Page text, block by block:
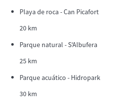
Playa de roca - Can Picafort
20 km
Parque natural - S'Albufera
25 km
Parque acuático - Hidropark
30 km